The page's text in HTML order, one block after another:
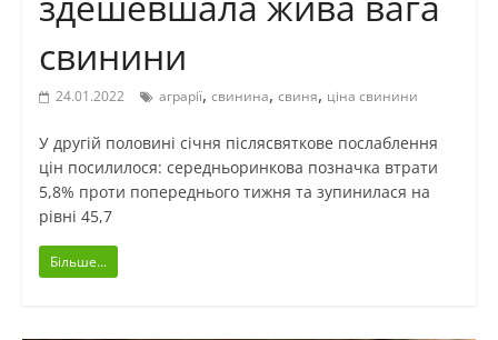
свинини
24.01.2022 аграрії, свинина, свиня, ціна свинини
У другій половині січня післясвяткове послаблення
цін посилилося: середньоринкова позначка втрати
5,8% проти попереднього тижня та зупинилася на
рівні 45,7
Більше...